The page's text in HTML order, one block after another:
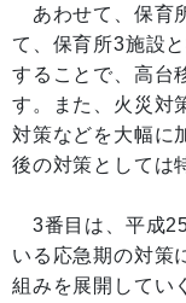
あわせて、保育
て、保育所3施設
することで、高台
す。また、火災対
対策などを大幅に
後の対策としては
3番目は、平成
いる応急期の対策
組みを展開してい